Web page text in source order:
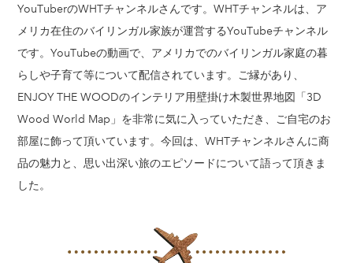
YouTuberのWHTチャンネルさんです。WHTチャンネルは、ア
メリカ在住のバイリンガル家族が運営するYouTubeチャンネル
です。YouTubeの動画で、アメリカでのバイリンガル家庭の暮
らしや子育て等について配信されています。ご縁があり、
ENJOY THE WOODのインテリア用壁掛け木製世界地図「3D
Wood World Map」を非常に気に入っていただき、ご自宅のお
部屋に飾って頂いています。今回は、WHTチャンネルさんに商
品の魅力と、思い出深い旅のエピソードについて語って頂きま
した。